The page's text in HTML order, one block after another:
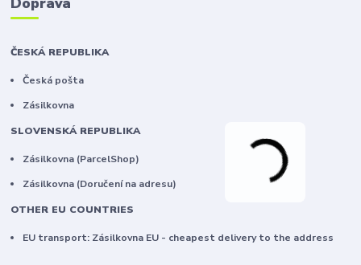
ČESKÁ REPUBLIKA
Česká pošta
Zásilkovna
SLOVENSKÁ REPUBLIKA
Zásilkovna (ParcelShop)
Zásilkovna (Doručení na adresu)
OTHER EU COUNTRIES
EU transport: Zásilkovna EU - cheapest delivery to the address